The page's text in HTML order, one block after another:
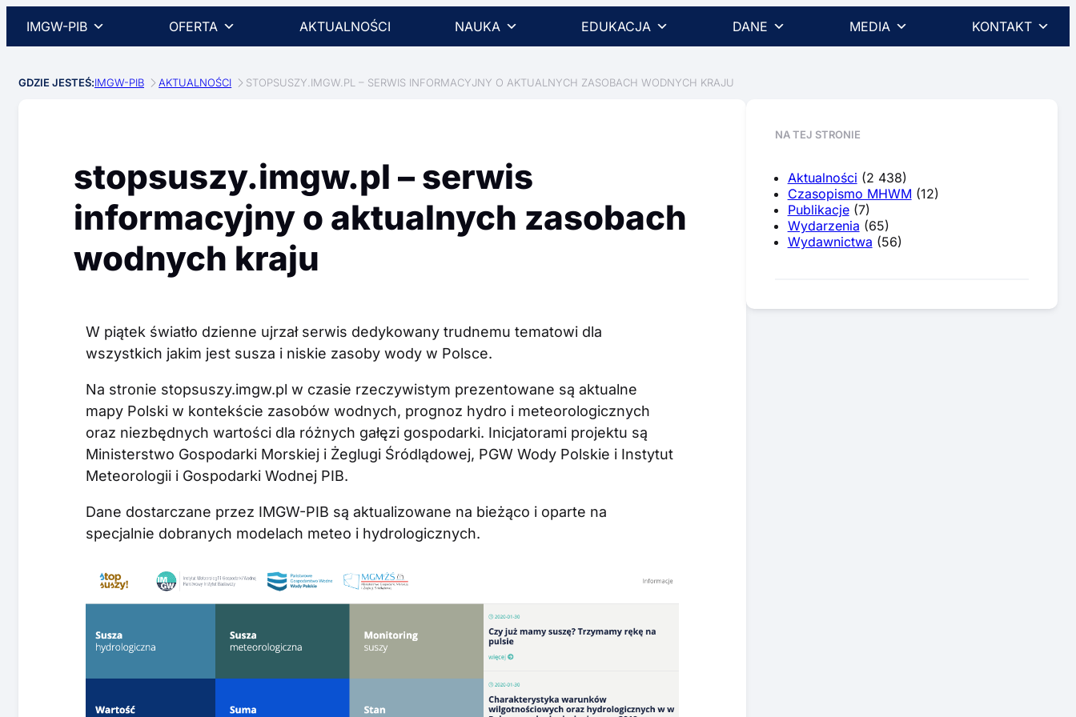
IMGW-PIB OFERTA AKTUALNOŚCI NAUKA EDUKACJA DANE MEDIA KONTAKT
GDZIE JESTEŚ:IMGW-PIB AKTUALNOŚCI STOPSUSZY.IMGW.PL – SERWIS INFORMACYJNY O AKTUALNYCH ZASOBACH WODNYCH KRAJU
stopsuszy.imgw.pl – serwis
informacyjny o aktualnych zasobach
wodnych kraju
W piątek światło dzienne ujrzał serwis dedykowany trudnemu tematowi dla
wszystkich jakim jest susza i niskie zasoby wody w Polsce.
Na stronie stopsuszy.imgw.pl w czasie rzeczywistym prezentowane są aktualne
mapy Polski w kontekście zasobów wodnych, prognoz hydro i meteorologicznych
oraz niezbędnych wartości dla różnych gałęzi gospodarki. Inicjatorami projektu są
Ministerstwo Gospodarki Morskiej i Żeglugi Śródlądowej, PGW Wody Polskie i Instytut
Meteorologii i Gospodarki Wodnej PIB.
Dane dostarczane przez IMGW-PIB są aktualizowane na bieżąco i oparte na
specjalnie dobranych modelach meteo i hydrologicznych.
NA TEJ STRONIE
Aktualności (2 438)
Czasopismo MHWM (12)
Publikacje(7)
Wydarzenia (65)
Wydawnictwa (56)